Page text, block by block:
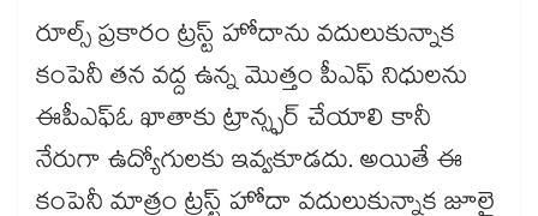
రూల్స్ ప్రకారం ట్రస్ట్ హోదాను వదులుకున్నాక
కంపెనీ తన వద్ద ఉన్న మొత్తం పీఎఫ్ నిధులను
ఈపీఎఫ్‌ఓ ఖాతాకు ట్రాన్స్ఫర్ చేయాలి కానీ
నేరుగా ఉద్యోగులకు ఇవ్వకూడదు. అయితే ఈ
కంపెనీ మాత్రం ట్రస్ట్ హోదా వదులుకున్నాక జూలై